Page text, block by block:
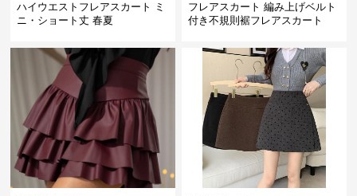
ハイウエストフレアスカート ミ
ニ・ショート丈 春夏
フレアスカート 編み上げベルト
付き不規則裾フレアスカート